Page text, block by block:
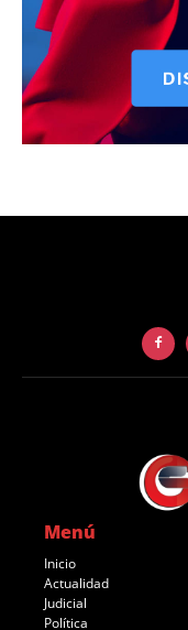
Menú
Inicio
Actualidad
Judicial
Política